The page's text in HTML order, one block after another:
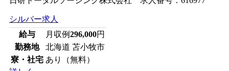
シルバー求人
給与
月収例296,000円
勤務地
北海道 苫小牧市
寮・社宅 あり（無料）